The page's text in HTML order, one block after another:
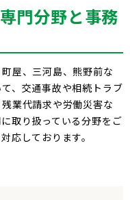
門分野と事務
屋、三河島、熊野前な
、交通事故や相続トラブ
業代請求や労働災害な
取り扱っている分野をご
応しております。